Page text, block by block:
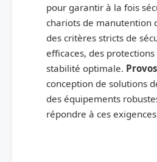
pour garantir à la fois
chariots de manutention
des critères stricts de
efficaces, des
stabilité optimale.
conception de solutions
des équipements
répondre à ces